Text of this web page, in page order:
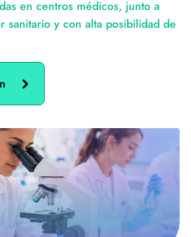
en centros médicos, junto a
sanitario y con alta posibilidad de